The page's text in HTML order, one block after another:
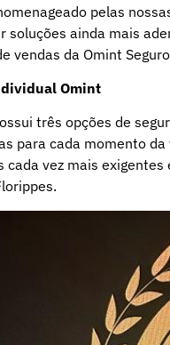
pelas
soluções ainda mais
vendas da Omint
Omint
três opções de
para cada momento
cada vez mais